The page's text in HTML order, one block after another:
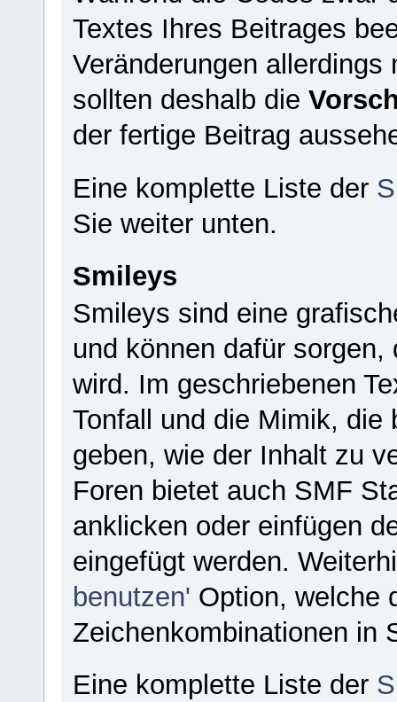
Textes Ihres Beitrages
Veränderungen
sollten deshalb die
der fertige Beitrag
Eine komplette Liste der
Sie weiter unten.
Smileys
Smileys sind eine
und können dafür
wird. Im geschriebenen
Tonfall und die Mimik, die
geben, wie der Inhalt zu
Foren bietet auch SMF
anklicken oder einfügen
eingefügt werden.
benutzen' Option, welche
Zeichenkombinationen in
Eine komplette Liste der